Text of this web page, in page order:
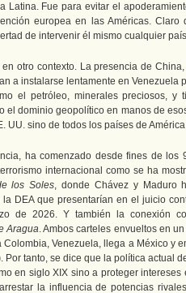
Latina. Fue para evitar el
europea en las Américas. Claro
de intervenir él mismo cualquier
otro contexto. La presencia de
a instalarse lentamente en Venezuela
el petróleo, minerales preciosos, y
el dominio geopolítico en manos de
UU. sino de todos los países de
ha comenzado desde fines de los
internacional como se ha
los Soles, donde Chávez y Maduro
DEA que presentarían en el juicio
de 2026. Y también la conexión
Aragua. Ambos carteles envueltos en
Venezuela, llega a México y
. Por tanto, se dice que la política actual
en siglo XIX sino a proteger intereses
la influencia de potencias